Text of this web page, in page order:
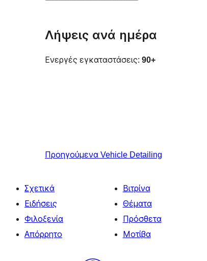
Λήψεις ανά ημέρα
Ενεργές εγκαταστάσεις: 90+
Προηγούμενα Vehicle Detailing
Σχετικά
Ειδήσεις
Φιλοξενία
Απόρρητο
Βιτρίνα
Θέματα
Πρόσθετα
Μοτίβα